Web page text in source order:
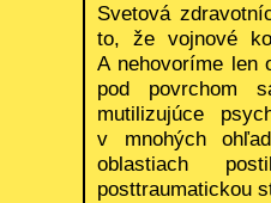
Svetová
to, že vojnové
A nehovoríme len
pod povrchom
mutilizujúce
v mnohých
oblastiach
posttraumatickou